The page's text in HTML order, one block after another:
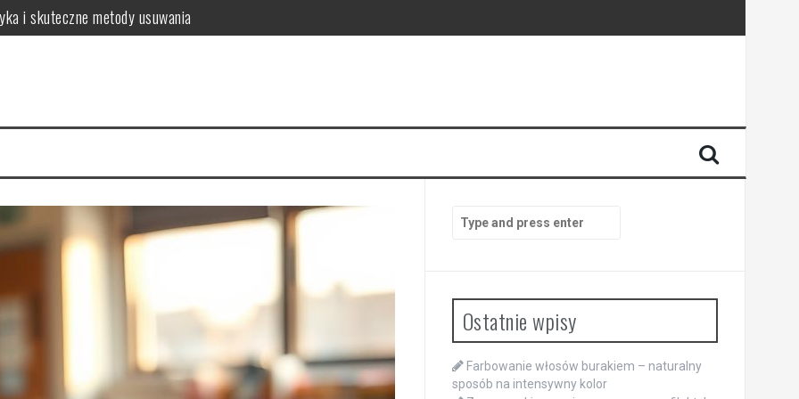
i skuteczne metody usuwania
włosów?
najczęstsze problemy
dla zdrowia
for:
Ostatnie wpisy
Farbowanie włosów burakiem – naturalny
sposób na intensywny kolor